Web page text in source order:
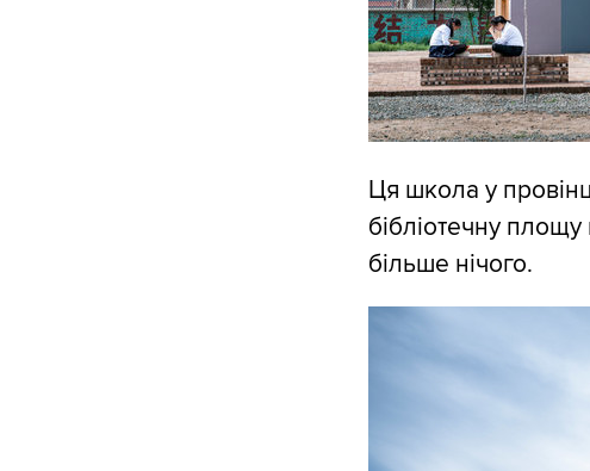
Ця школа у
бібліотечну
більше нічого.